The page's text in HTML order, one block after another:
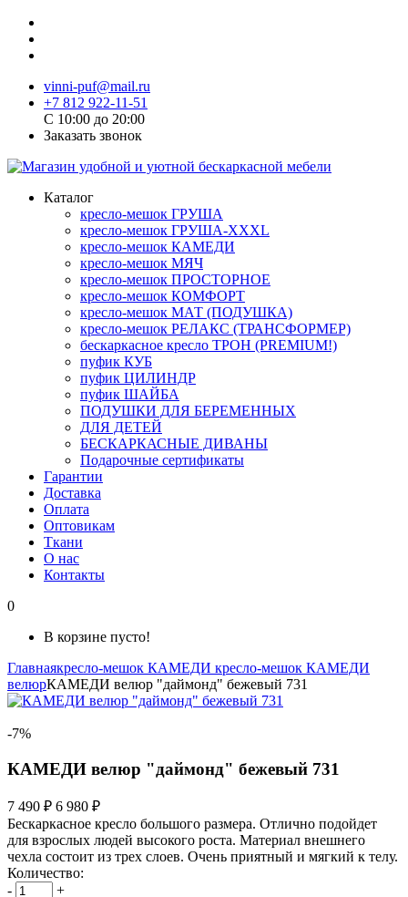
vinni-puf@mail.ru
+7 812 922-11-51
C 10:00 до 20:00
Заказать звонок
Каталог
кресло-мешок ГРУША
кресло-мешок ГРУША-XXXL
кресло-мешок КАМЕДИ
кресло-мешок МЯЧ
кресло-мешок ПРОСТОРНОЕ
кресло-мешок КОМФОРТ
кресло-мешок МАТ (ПОДУШКА)
кресло-мешок РЕЛАКС (ТРАНСФОРМЕР)
бескаркасное кресло ТРОН (PREMIUM!)
пуфик КУБ
пуфик ЦИЛИНДР
пуфик ШАЙБА
ПОДУШКИ ДЛЯ БЕРЕМЕННЫХ
ДЛЯ ДЕТЕЙ
БЕСКАРКАСНЫЕ ДИВАНЫ
Подарочные сертификаты
Гарантии
Доставка
Оплата
Оптовикам
Ткани
О нас
Контакты
0
В корзине пусто!
Главнаякресло-мешок КАМЕДИ кресло-мешок КАМЕДИ
велюрКАМЕДИ велюр "даймонд" бежевый 731
-7%
КАМЕДИ велюр "даймонд" бежевый 731
7 490 ₽ 6 980 ₽
Бескаркасное кресло большого размера. Отлично подойдет
для взрослых людей высокого роста. Материал внешнего
чехла состоит из трех слоев. Очень приятный и мягкий к телу.
Количество:
-
+